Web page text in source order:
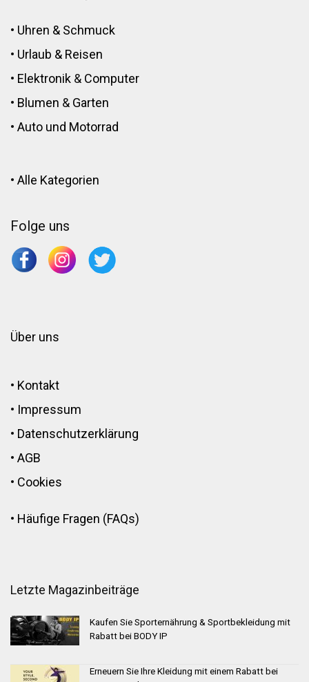
• Uhren & Schmuck
• Urlaub & Reisen
• Elektronik & Computer
• Blumen & Garten
• Auto und Motorrad
• Alle Kategorien
Folge uns
Über uns
• Kontakt
• Impressum
• Datenschutzerklärung
• AGB
• Cookies
• Häufige Fragen (FAQs)
Letzte Magazinbeiträge
Kaufen Sie Sporternährung & Sportbekleidung mit
Rabatt bei BODY IP
Erneuern Sie Ihre Kleidung mit einem Rabatt bei